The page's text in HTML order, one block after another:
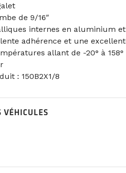
de 9/16″
internes en aluminium
adhérence et une
allant de -20° à
: 150B2X1/8
VÉHICULES